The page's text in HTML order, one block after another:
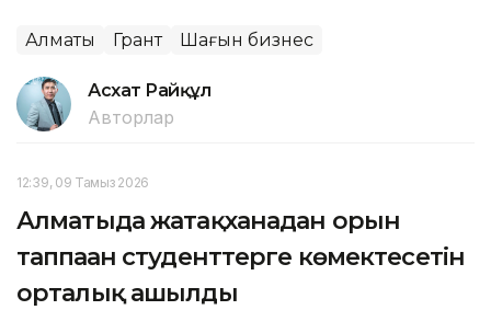
Алматы Грант Шағын бизнес
Асхат Райқұл
Авторлар
12:39, 09 Тамыз 2026
Алматыда жатақханадан орын
таппаған студенттерге көмектесетін
орталық ашылды